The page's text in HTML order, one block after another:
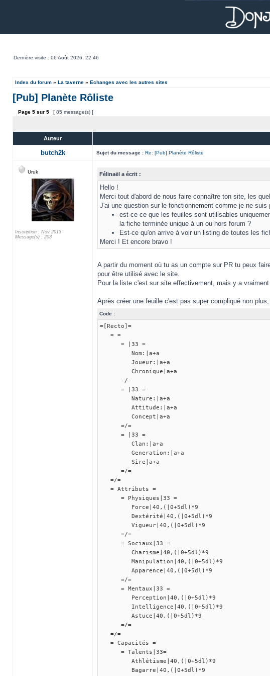
Dernière visite : 06 Août 2026, 22:46
Index du forum » La taverne » Echanges avec les autres sites
[Pub] Planète Rôliste
Page 5 sur 5 [ 85 message(s) ]
Auteur
butch2k Sujet du message : Re: [Pub] Planète Rôliste
Uruk
Inscription : Nov 2013
Message(s) : 203
Félinaël a écrit :
Hello !
Merci tout d'abord de nous faire connaître ton site, les
J'ai une question sur le fonctionnement comme je ne suis
est-ce ce que les feuilles sont utilisables
la fiche terminée unique à un ou hors forum ?
Est-ce qu'on arrive à voir un listing de toutes les
Merci ! Et encore bravo !
A partir du moment où tu as un compte sur PR tu peux
pour être utilisé avec le site.
Pour la liste c'est sur site effectivement, mais y a
Après créer une feuille c'est pas super compliqué non
Code :
=[Recto]=
= =
= |33 =
Nom:|a+a
Joueur:|a+a
Chronique|a+a
=/=
= |33 =
Nature:|a+a
Attitude:|a+a
Concept|a+a
=/=
= |33 =
Clan:|a+a
Generation:|a+a
Sire|a+a
=/=
=/=
= Attributs =
= Physiques|33 =
Force|40,(|0+5dl)*9
Dextérité|40,(|0+5dl)*9
Vigueur|40,(|0+5dl)*9
=/=
= Sociaux|33 =
Charisme|40,(|0+5dl)*9
Manipulation|40,(|0+5dl)*9
Apparence|40,(|0+5dl)*9
=/=
= Mentaux|33 =
Perception|40,(|0+5dl)*9
Intelligence|40,(|0+5dl)*9
Astuce|40,(|0+5dl)*9
=/=
=/=
= Capacités =
= Talents|33=
Athlétisme|40,(|0+5dl)*9
Bagarre|40,(|0+5dl)*9